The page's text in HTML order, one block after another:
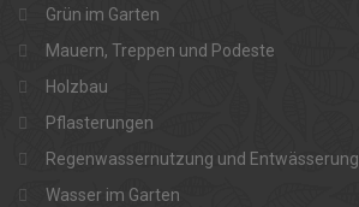
Grün im Garten
Mauern, Treppen und Podeste
Holzbau
Pflasterungen
Regenwassernutzung und Entwässerung
Wasser im Garten